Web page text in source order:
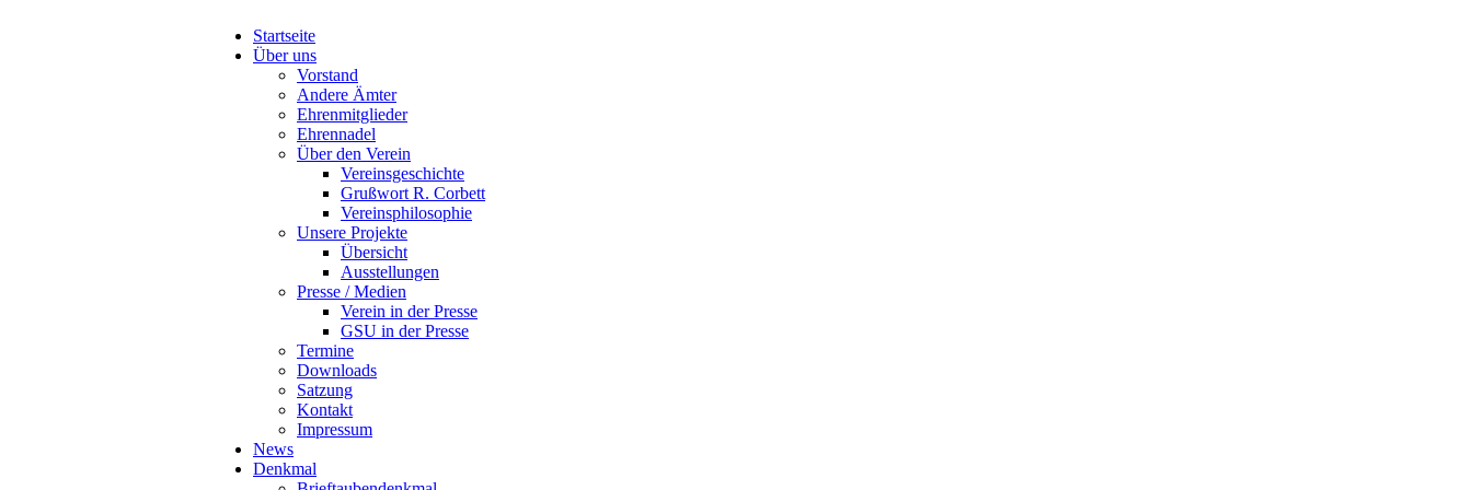
Startseite
Über uns
Vorstand
Andere Ämter
Ehrenmitglieder
Ehrennadel
Über den Verein
Vereinsgeschichte
Grußwort R. Corbett
Vereinsphilosophie
Unsere Projekte
Übersicht
Ausstellungen
Presse / Medien
Verein in der Presse
GSU in der Presse
Termine
Downloads
Satzung
Kontakt
Impressum
News
Denkmal